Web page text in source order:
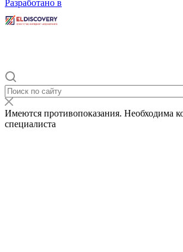
Разработано в
Имеются противопоказания. Необходима
специалиста